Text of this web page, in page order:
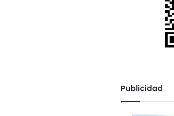
Publicidad